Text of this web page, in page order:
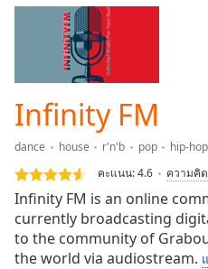
Mute
Current
Time 0:00
Loaded:
0.00%
Stream
TypeLIVE
Seek to
Infinity FM
dance house r'n'b pop
hip-hop
คะแนน:4.6 ความคิ
Infinity FM is an online
currently broadcasting
to the community of
the world via audiostream.